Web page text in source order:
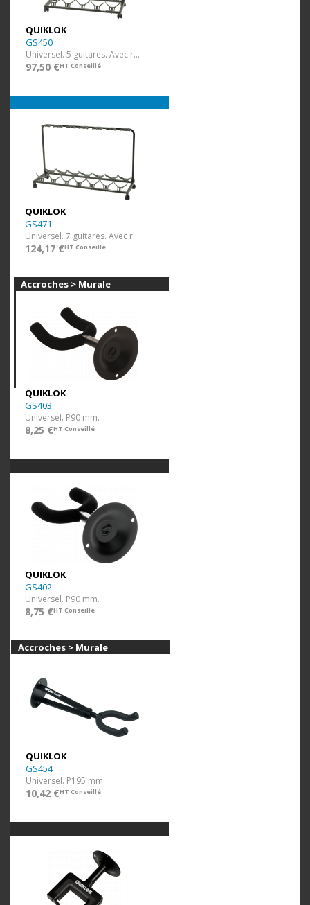
QUIKLOK
GS450
Universel. 5 guitares. Avec roulettes.
97,50 €HT Conseillé
QUIKLOK
GS471
Universel. 7 guitares. Avec roulettes.
124,17 €HT Conseillé
Accroches > Murale
QUIKLOK
GS403
Universel. P90 mm.
8,25 €HT Conseillé
QUIKLOK
GS402
Universel. P90 mm.
8,75 €HT Conseillé
Accroches > Murale
QUIKLOK
GS454
Universel. P195 mm.
10,42 €HT Conseillé